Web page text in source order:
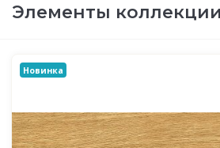
Элементы коллекции
Новинка